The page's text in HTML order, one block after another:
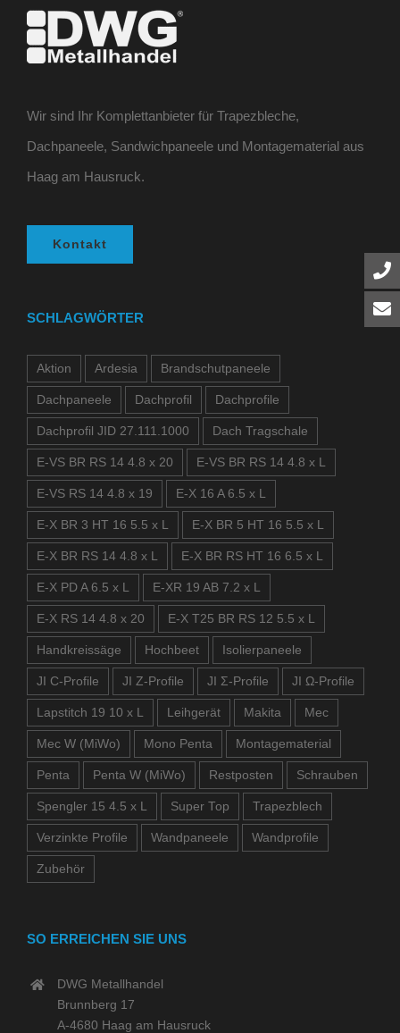
Wir sind Ihr Komplettanbieter für Trapezbleche,
Dachpaneele, Sandwichpaneele und Montagematerial aus
Haag am Hausruck.
Kontakt
SCHLAGWÖRTER
Aktion Ardesia Brandschutpaneele
Dachpaneele Dachprofil Dachprofile
Dachprofil JID 27.111.1000 Dach Tragschale
E-VS BR RS 14 4.8 x 20 E-VS BR RS 14 4.8 x L
E-VS RS 14 4.8 x 19 E-X 16 A 6.5 x L
E-X BR 3 HT 16 5.5 x L E-X BR 5 HT 16 5.5 x L
E-X BR RS 14 4.8 x L E-X BR RS HT 16 6.5 x L
E-X PD A 6.5 x L E-XR 19 AB 7.2 x L
E-X RS 14 4.8 x 20 E-X T25 BR RS 12 5.5 x L
Handkreissäge Hochbeet Isolierpaneele
JI C-Profile JI Z-Profile JI Σ-Profile JI Ω-Profile
Lapstitch 19 10 x L Leihgerät Makita Mec
Mec W (MiWo) Mono Penta Montagematerial
Penta Penta W (MiWo) Restposten Schrauben
Spengler 15 4.5 x L Super Top Trapezblech
Verzinkte Profile Wandpaneele Wandprofile
Zubehör
SO ERREICHEN SIE UNS
DWG Metallhandel
Brunnberg 17
A-4680 Haag am Hausruck